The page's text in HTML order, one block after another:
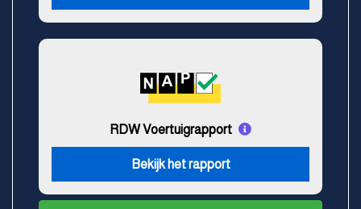
RDW Voertuigrapport
Bekijk het rapport